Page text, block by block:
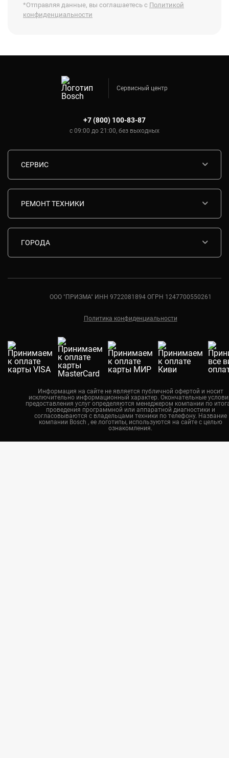
*Отправляя данные, вы соглашаетесь с Политикой
конфиденциальности
Сервисный центр
+7 (800) 100-83-87
с 09:00 до 21:00, без выходных
СЕРВИС
Комплектующие
Контакты
РЕМОНТ ТЕХНИКИ
Ремонт кондиционеров Bosch
ГОРОДА
Санкт-Петербург
Новосибирск
Калининград
Челябинск
Казань
Воронеж
ООО "ПРИЗМА" ИНН 9722081894 ОГРН 1247700550261
Политика конфиденциальности
Информация на сайте не является публичной офертой и носит
исключительно информационный характер. Окончательные
предоставления услуг определяются менеджером компании по
проведения программной или аппаратной диагностики и
согласовываются с владельцами техники по телефону. Название
компании Bosch , ее логотипы, используются на сайте с целью
ознакомления.